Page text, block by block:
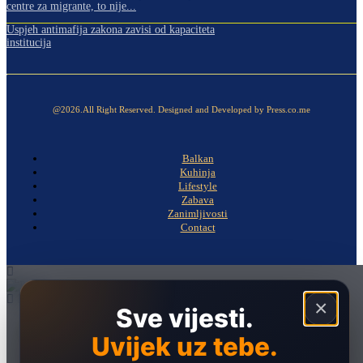
centre za migrante, to nije...
Uspjeh antimafija zakona zavisi od kapaciteta
institucija
@2026.All Right Reserved. Designed and Developed by Press.co.me
Balkan
Kuhinja
Lifestyle
Zabava
Zanimljivosti
Contact
×
Sve vijesti.
Uvijek uz tebe.